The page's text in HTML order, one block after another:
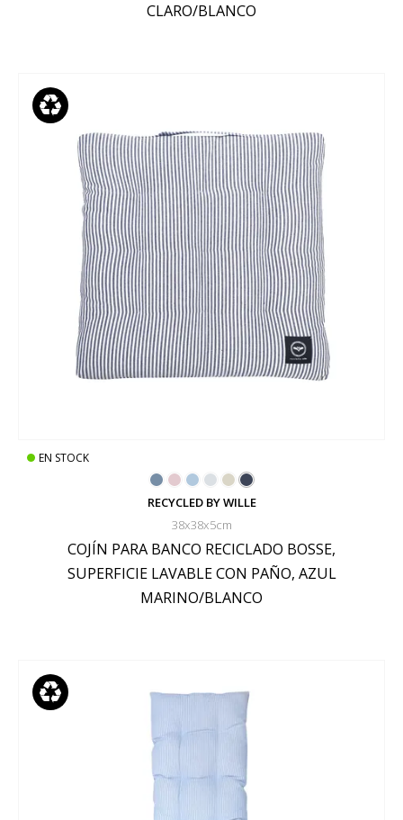
CLARO/BLANCO
EN STOCK
RECYCLED BY WILLE
38x38x5cm
COJÍN PARA BANCO RECICLADO BOSSE,
SUPERFICIE LAVABLE CON PAÑO, AZUL
MARINO/BLANCO